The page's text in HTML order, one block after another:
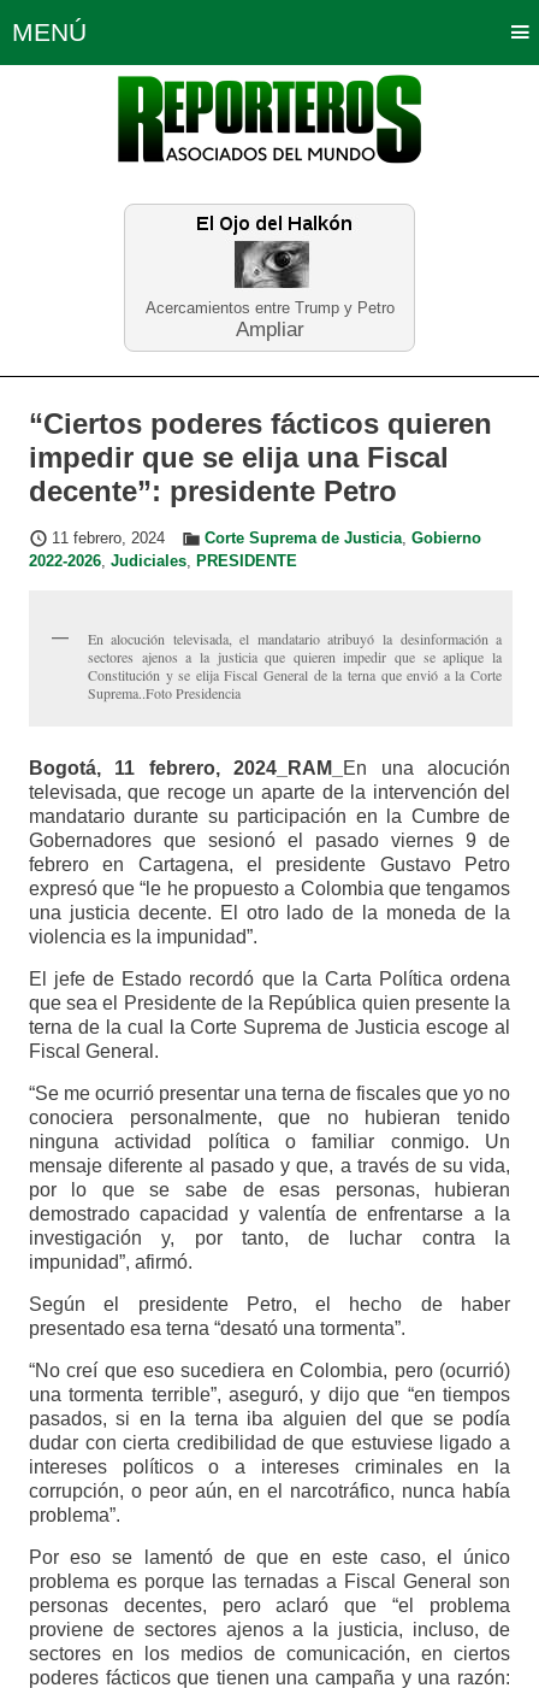
Acercamientos entre Trump y Petro
Ampliar
MENÚ
Política Opinión Bogotá
Planeta Tierra Deportes
Educación Neira
“Ciertos poderes fácticos quieren
impedir que se elija una Fiscal
decente”: presidente Petro
11 febrero, 2024 Corte Suprema de Justicia, Gobierno
2022-2026, Judiciales, PRESIDENTE
En alocución televisada, el mandatario atribuyó la desinformación a
sectores ajenos a la justicia que quieren impedir que se aplique la
Constitución y se elija Fiscal General de la terna que envió a la Corte
Suprema..Foto Presidencia
Bogotá, 11 febrero, 2024_RAM_
En una alocución
televisada, que recoge un aparte de la intervención del
mandatario durante su participación en la Cumbre de
Gobernadores que sesionó el pasado viernes 9 de
febrero en Cartagena, el presidente Gustavo Petro
expresó que “le he propuesto a Colombia que tengamos
una justicia decente. El otro lado de la moneda de la
violencia es la impunidad”.
El jefe de Estado recordó que la Carta Política ordena
que sea el Presidente de la República quien presente la
terna de la cual la Corte Suprema de Justicia escoge al
Fiscal General.
“Se me ocurrió presentar una terna de fiscales que yo no
conociera personalmente, que no hubieran tenido
ninguna actividad política o familiar conmigo. Un
mensaje diferente al pasado y que, a través de su vida,
por lo que se sabe de esas personas, hubieran
demostrado capacidad y valentía de enfrentarse a la
investigación y, por tanto, de luchar contra la
impunidad”, afirmó.
Según el presidente Petro, el hecho de haber
presentado esa terna “desató una tormenta”.
“No creí que eso sucediera en Colombia, pero (ocurrió)
una tormenta terrible”, aseguró, y dijo que “en tiempos
pasados, si en la terna iba alguien del que se podía
dudar con cierta credibilidad de que estuviese ligado a
intereses políticos o a intereses criminales en la
corrupción, o peor aún, en el narcotráfico, nunca había
problema”.
Por eso se lamentó de que en este caso, el único
problema es porque las ternadas a Fiscal General son
personas decentes, pero aclaró que “el problema
proviene de sectores ajenos a la justicia, incluso, de
sectores en los medios de comunicación, en ciertos
poderes fácticos que tienen una campaña y una razón: